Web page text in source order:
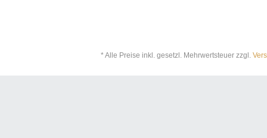
* Alle Preise inkl. gesetzl. Mehrwertsteuer zzgl.